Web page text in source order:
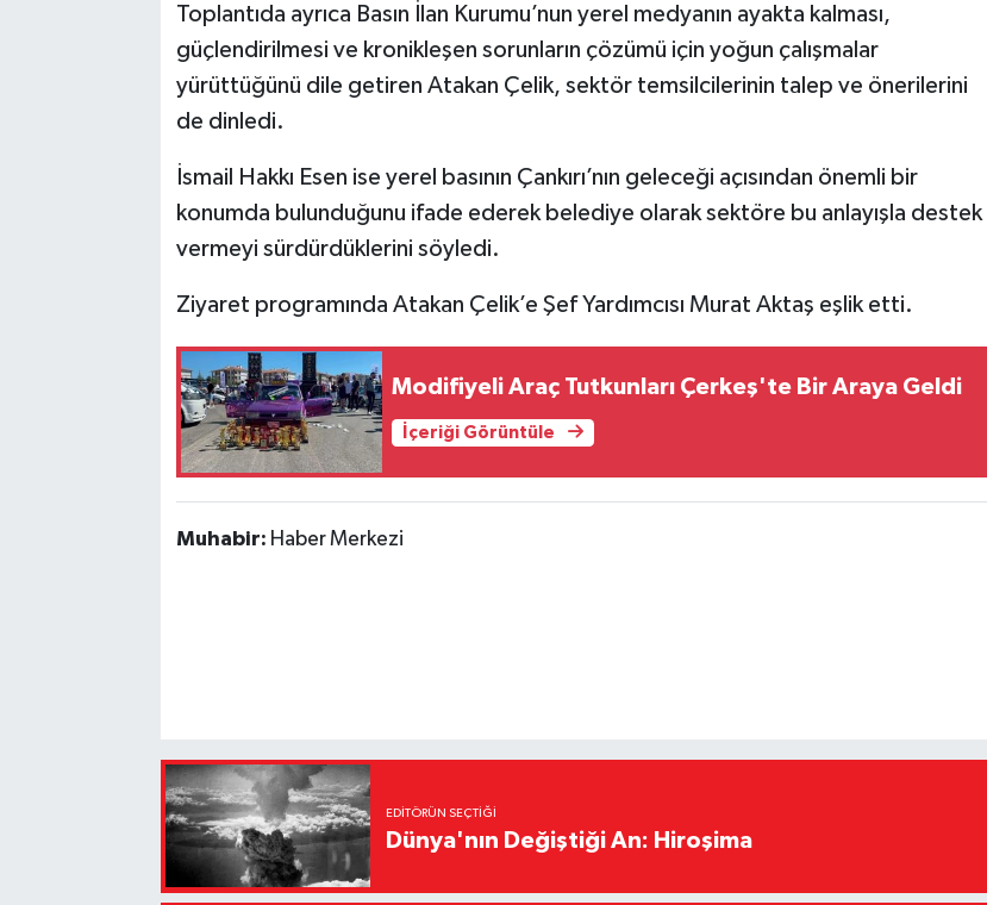
Toplantıda ayrıca Basın İlan Kurumu’nun yerel medyanın ayakta kalması,
güçlendirilmesi ve kronikleşen sorunların çözümü için yoğun çalışmalar
yürüttüğünü dile getiren Atakan Çelik, sektör temsilcilerinin talep ve önerilerini
de dinledi.
İsmail Hakkı Esen ise yerel basının Çankırı’nın geleceği açısından önemli bir
konumda bulunduğunu ifade ederek belediye olarak sektöre bu anlayışla destek
vermeyi sürdürdüklerini söyledi.
Ziyaret programında Atakan Çelik’e Şef Yardımcısı Murat Aktaş eşlik etti.
Modifiyeli Araç Tutkunları Çerkeş'te Bir Araya Geldi
İçeriği Görüntüle
Muhabir: Haber Merkezi
EDITÖRÜN SEÇTIĞI
Dünya'nın Değiştiği An: Hiroşima